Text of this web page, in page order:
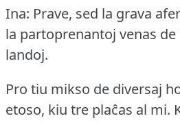
Ina: Prave, sed la grava
la partoprenantoj venas
landoj.
Pro tiu mikso de diversaj
etoso, kiu tre plaĉas al mi.